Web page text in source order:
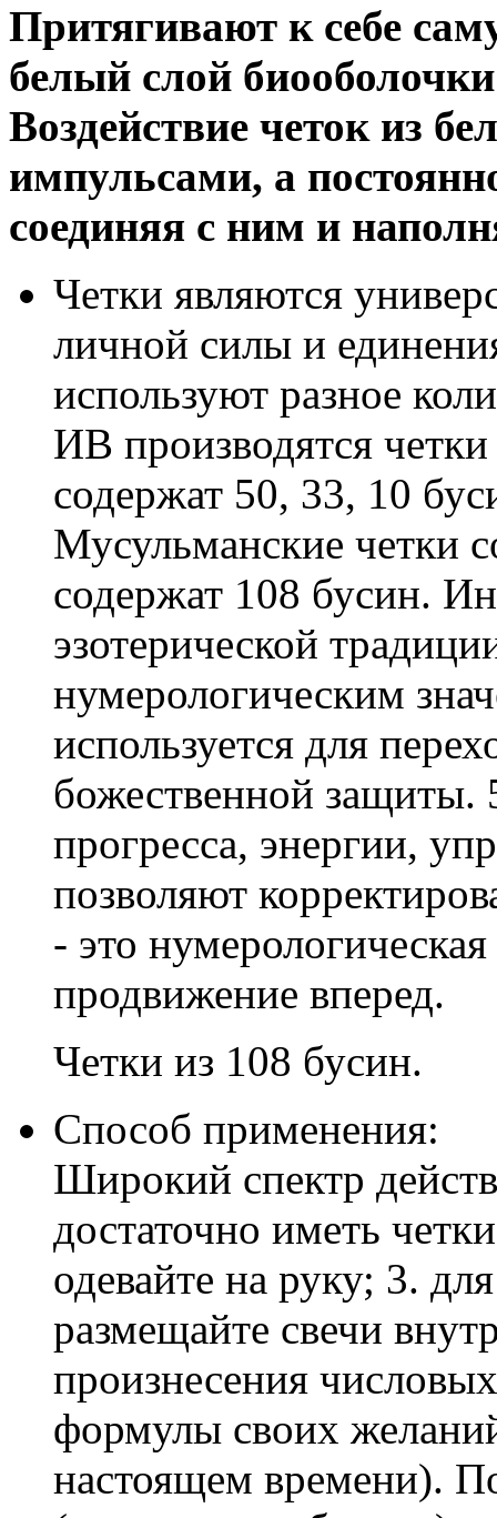
Притягивают к себе
белый слой
Воздействие четок из
импульсами, а
соединяя с ним и
Четки являются
личной силы и
используют разное
ИВ производятся
содержат 50, 33, 10
Мусульманские четки
содержат 108 бусин.
эзотерической
нумерологическим
используется для
божественной защиты.
прогресса, энергии,
позволяют
- это
продвижение вперед.
Четки из 108 бусин.
Способ применения:
Широкий спектр
достаточно иметь
одевайте на руку; 3.
размещайте свечи
произнесения
формулы своих
настоящем времени).